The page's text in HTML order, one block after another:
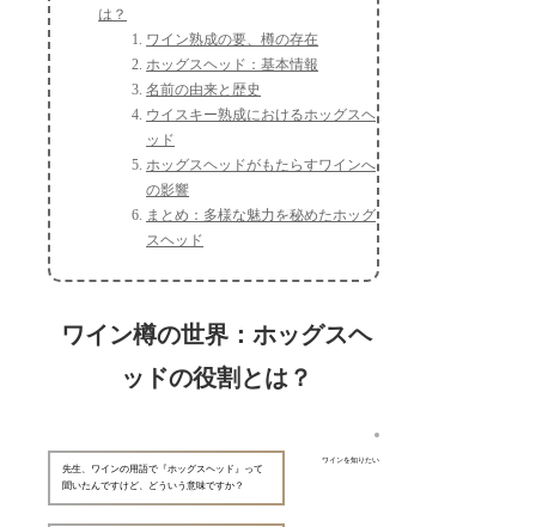
は？
ワイン熟成の要、樽の存在
ホッグスヘッド：基本情報
名前の由来と歴史
ウイスキー熟成におけるホッグスヘ
ッド
ホッグスヘッドがもたらすワインへ
の影響
まとめ：多様な魅力を秘めたホッグ
スヘッド
ワイン樽の世界：ホッグスヘ
ッドの役割とは？
ワインを知りたい
先生、ワインの用語で『ホッグスヘッド』って
聞いたんですけど、どういう意味ですか？